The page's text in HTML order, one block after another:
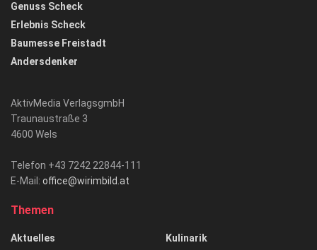
Genuss Scheck
Erlebnis Scheck
Baumesse Freistadt
Andersdenker
AktivMedia VerlagsgmbH
Traunaustraße 3
4600 Wels
Telefon +43 7242 22844-111
E-Mail: office@wirimbild.at
Themen
Aktuelles
Kulinarik